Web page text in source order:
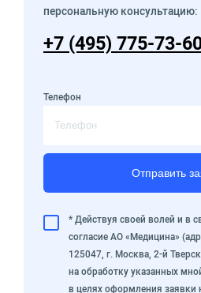
персональную консультацию:
+7 (495) 775-73-
Телефон
Отправить
* Действуя своей волей и в
согласие АО «Медицина»
125047, г. Москва, 2-й
на обработку указанных
в целях оформления заявки